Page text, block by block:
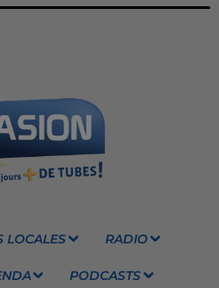
LOCALES RADIO
PODCASTS